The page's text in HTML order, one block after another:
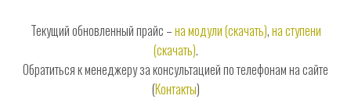
Текущий обновленный прайс –на модули (скачать),на ступени
(скачать).
Обратиться к менеджеру за консультацией по телефонам на сайте
(Контакты)